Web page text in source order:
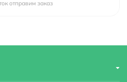
отправим заказ